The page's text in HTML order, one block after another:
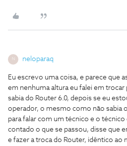
N neloparaq
Eu escrevo uma coisa, e parece que
em nenhuma altura eu falei em trocar
sabia do Router 6.0, depois se eu
operador, o mesmo como não sabia
para falar com um técnico e o
contado o que se passou, disse que
e fazer a troca do Router, idêntico ao